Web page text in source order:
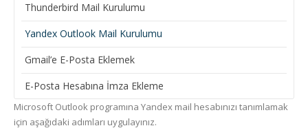
Thunderbird Mail Kurulumu
Yandex Outlook Mail Kurulumu
Gmail’e E-Posta Eklemek
E-Posta Hesabına İmza Ekleme
Microsoft Outlook programına Yandex mail hesabınızı tanımlamak
için aşağıdaki adımları uygulayınız.